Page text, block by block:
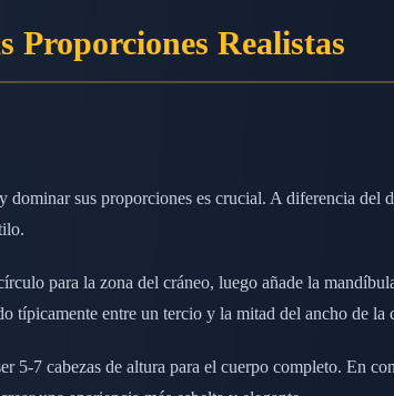
Proporciones Realistas
sus proporciones es crucial. A diferencia
para la zona del cráneo, luego añade la
típicamente entre un tercio y la mitad del ancho de la
5-7 cabezas de altura para el cuerpo completo. En